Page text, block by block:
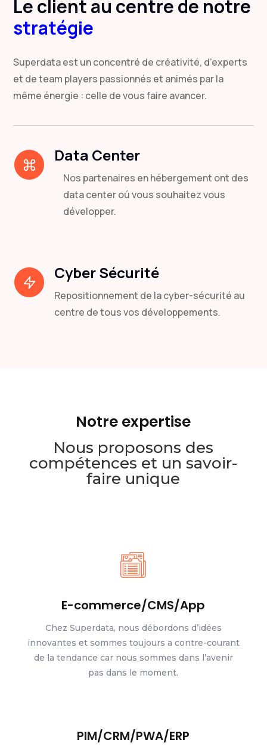
Le client au centre de notre
stratégie
Superdata est un concentré de créativité, d’experts
et de team players passionnés et animés par la
même énergie : celle de vous faire avancer.
Data Center
Nos partenaires en hébergement ont des
data center oú vous souhaitez vous
développer.
Cyber Sécurité
Repositionnement de la cyber-sécurité au
centre de tous vos développements.
Notre expertise
Nous proposons des
compétences et un savoir-
faire unique
E-commerce/CMS/App
Chez Superdata, nous débordons d’idées
innovantes et sommes toujours a contre-courant
de la tendance car nous sommes dans l’avenir
pas dans le moment.
PIM/CRM/PWA/ERP